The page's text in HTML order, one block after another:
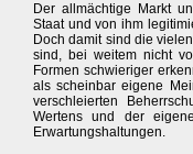
Der allmächtige Markt
Staat und von ihm
Doch damit sind die
sind, bei weitem nicht
Formen schwieriger
als scheinbar eigene
verschleierten
Wertens und der
Erwartungshaltungen.